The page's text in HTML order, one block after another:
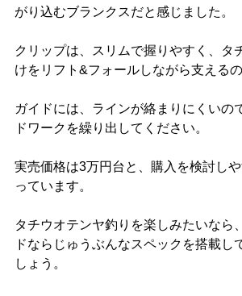
がり込むブランクスだと感じました。
クリップは、スリムで握りやすく、タ
けをリフト&フォールしながら支える
ガイドには、ラインが絡まりにくいの
ドワークを繰り出してください。
実売価格は3万円台と、購入を検討し
っています。
タチウオテンヤ釣りを楽しみたいなら
ドならじゅうぶんなスペックを搭載し
しょう。